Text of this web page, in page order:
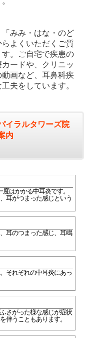
みみ・はな・のど
よくいただくご質
。ご自宅で疾患の
ードや、クリニッ
画など、耳鼻科疾
夫をしています。
イラルタワーズ院
内
はかかる中耳炎です。
耳がつまった感じという
耳のつまった感じ、耳鳴
それぞれの中耳炎にあっ
さがった様な感じが症状
伴うこともあります。